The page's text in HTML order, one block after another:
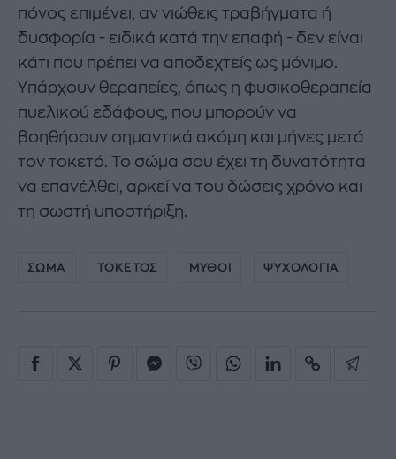
πόνος επιμένει, αν νιώθεις τραβήγματα ή
δυσφορία - ειδικά κατά την επαφή - δεν είναι
κάτι που πρέπει να αποδεχτείς ως μόνιμο.
Υπάρχουν θεραπείες, όπως η φυσικοθεραπεία
πυελικού εδάφους, που μπορούν να
βοηθήσουν σημαντικά ακόμη και μήνες μετά
τον τοκετό. Το σώμα σου έχει τη δυνατότητα
να επανέλθει, αρκεί να του δώσεις χρόνο και
τη σωστή υποστήριξη.
ΣΩΜΑ ΤΟΚΕΤΟΣ ΜΥΘΟΙ ΨΥΧΟΛΟΓΙΑ